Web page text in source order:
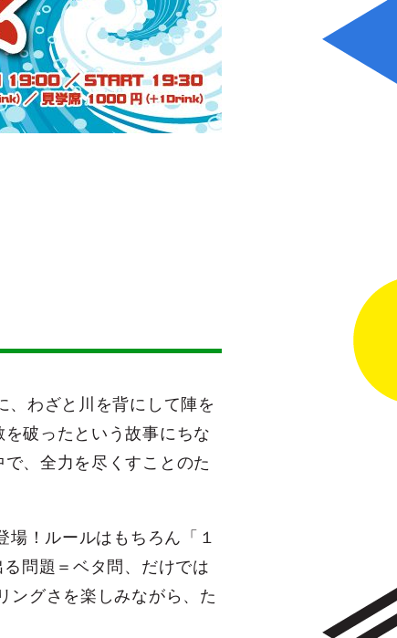
、わざと川を背にして陣を
破ったという故事にちな
、全力を尽くすことのた
場！ルールはもちろん「１
問題＝ベタ問、だけでは
ングさを楽しみながら、た